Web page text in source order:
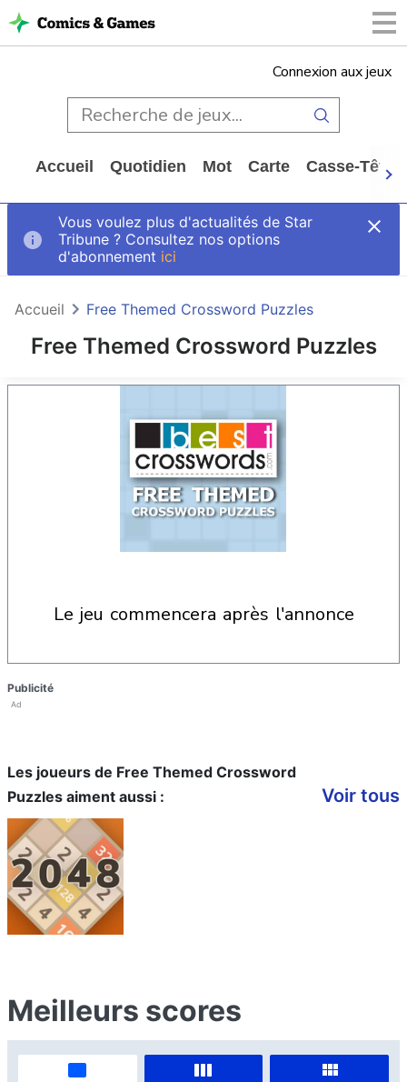
Connexion aux jeux
Accueil Quotidien Mot Carte Casse-Tête
Vous voulez plus d'actualités de Star
Tribune ? Consultez nos options
d'abonnement ici
Free Themed Crossword Puzzles
Accueil Free Themed Crossword Puzzles
le jeu commencera après l'annonce
Publicité
Ad
Les joueurs de Free Themed Crossword
Puzzles aiment aussi :
Voir tous
Meilleurs scores